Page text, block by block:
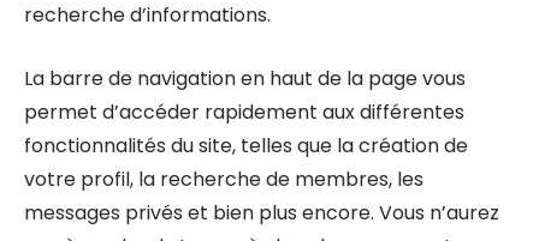
recherche d’informations.
La barre de navigation en haut de la page vous
permet d’accéder rapidement aux différentes
fonctionnalités du site, telles que la création de
votre profil, la recherche de membres, les
messages privés et bien plus encore. Vous n’aurez